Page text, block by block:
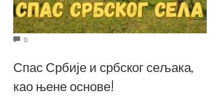
0
Спас Србије и србског сељака,
као њене основе!